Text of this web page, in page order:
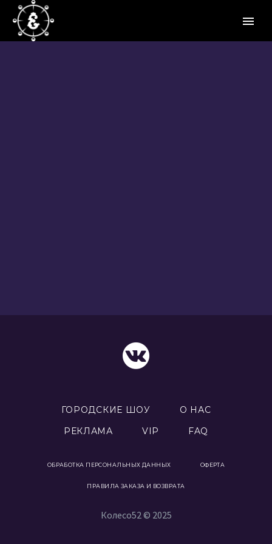
ГОРОДСКИЕ ШОУ
О НАС
РЕКЛАМА
VIP FAQ
ОБРАБОТКА ПЕРСОНАЛЬНЫХ ДАННЫХ ОФЕРТА
ПРАВИЛА ЗАКАЗА И ВОЗВРАТА
Колесо52 © 2025